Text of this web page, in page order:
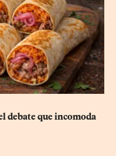
debate que incomoda